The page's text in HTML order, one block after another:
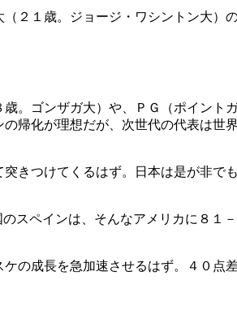
２１歳。ジョージ・ワシントン大）
。ゴンザガ大）や、ＰＧ（ポイント
帰化が理想だが、次世代の代表は世
きつけてくるはず。日本は是が非で
スペインは、そんなアメリカに８１
の成長を急加速させるはず。４０点